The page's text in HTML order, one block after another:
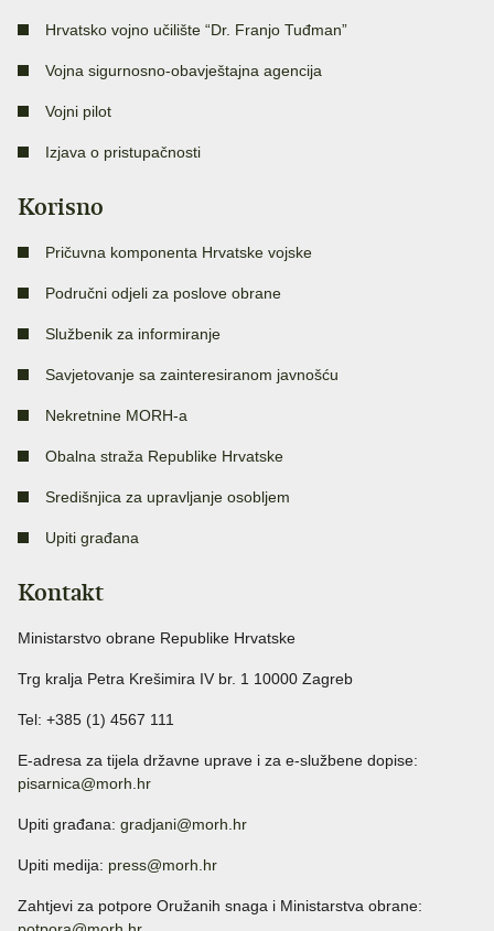
Hrvatsko vojno učilište “Dr. Franjo Tuđman”
Vojna sigurnosno-obavještajna agencija
Vojni pilot
Izjava o pristupačnosti
Korisno
Pričuvna komponenta Hrvatske vojske
Područni odjeli za poslove obrane
Službenik za informiranje
Savjetovanje sa zainteresiranom javnošću
Nekretnine MORH-a
Obalna straža Republike Hrvatske
Središnjica za upravljanje osobljem
Upiti građana
Kontakt
Ministarstvo obrane Republike Hrvatske
Trg kralja Petra Krešimira IV br. 1 10000 Zagreb
Tel: +385 (1) 4567 111
E-adresa za tijela državne uprave i za e-službene dopise:
pisarnica@morh.hr
Upiti građana: gradjani@morh.hr
Upiti medija: press@morh.hr
Zahtjevi za potpore Oružanih snaga i Ministarstva obrane: